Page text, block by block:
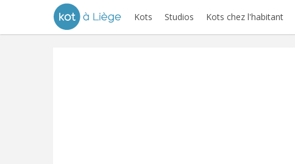
Kots Studios Kots chez l'habitant